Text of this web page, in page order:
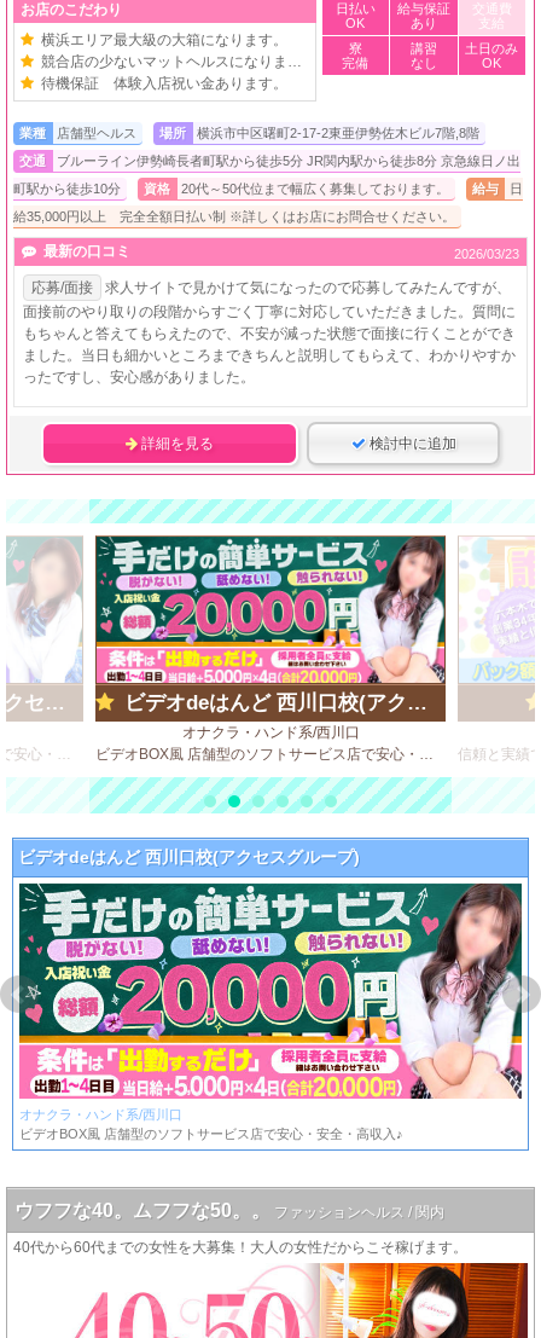
お店のこだわり
横浜エリア最大級の大箱になります。
競合店の少ないマットヘルスになります。
待機保証 体験入店祝い金あります。
日払い
OK
給与保証
あり
交通費
支給
寮
完備
講習
なし
土日のみ
OK
業種 店舗型ヘルス 場所
横浜市中区曙町2-17-2東亜伊勢佐木ビル7階,8階
交通
ブルーライン伊勢崎長者町駅から徒歩5分 JR関内駅から徒歩8分 京急線日ノ出
町駅から徒歩10分
資格 20代～50代位まで幅広く募集しております。 給与
日
給35,000円以上 完全全額日払い制 ※詳しくはお店にお問合せください。
最新の口コミ 2026/03/23
応募/面接
求人サイトで見かけて気になったので応募してみたんですが、
面接前のやり取りの段階からすごく丁寧に対応していただきました。質問に
もちゃんと答えてもらえたので、不安が減った状態で面接に行くことができ
ました。当日も細かいところまできちんと説明してもらえて、わかりやすか
ったですし、安心感がありました。
詳細を見る 検討中に追加
ープ)
ビデオBOX風 店舗型のソフトサービス店で安心・安全・高収入♪
ビデオdeはんど 西川口校(アクセスグループ)
オナクラ・ハンド系/西川口
ビデオBOX風 店舗型のソフトサービス店で安心・安全・高収入♪
ビデオdeはんど 西川口校(アクセスグループ)
オナクラ・ハンド系/西川口
ビデオBOX風 店舗型のソフトサービス店で安心・安全・高収入♪
ウフフな40。ムフフな50。。 ファッションヘルス / 関内
40代から60代までの女性を大募集！大人の女性だからこそ稼げます。